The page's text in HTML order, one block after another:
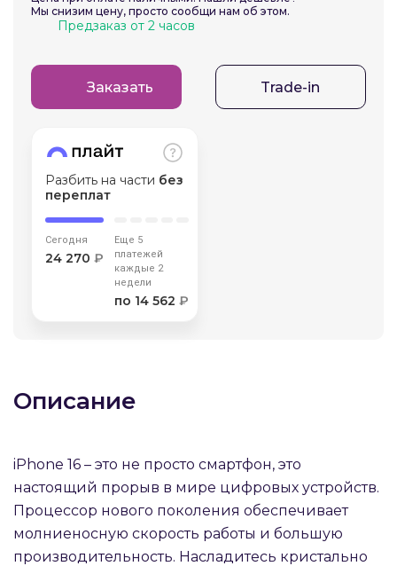
Мы снизим цену, просто сообщи нам об этом.
Предзаказ от 2 часов
Заказать Trade-in
Разбить на части без
переплат
Сегодня
24 270 ₽
Еще 5
платежей
каждые 2
недели
по 14 562 ₽
Описание
iPhone 16 – это не просто смартфон, это
настоящий прорыв в мире цифровых устройств.
Процессор нового поколения обеспечивает
молниеносную скорость работы и большую
производительность. Насладитесь кристально
об оплате Плайтом
25
недели
раз в 2 недели
Остались вопросы?
plait.ru